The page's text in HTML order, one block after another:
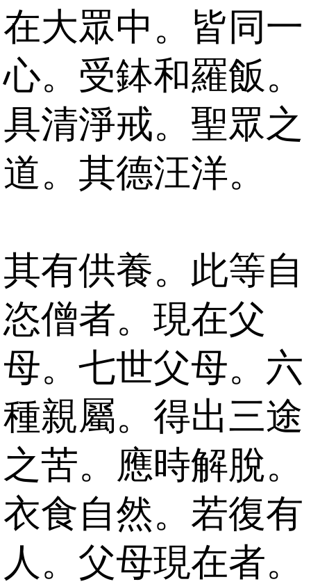
在大眾中。皆同一
心。受鉢和羅飯。
具清淨戒。聖眾之
道。其德汪洋。
其有供養。此等自
恣僧者。現在父
母。七世父母。六
種親屬。得出三途
之苦。應時解脫。
衣食自然。若復有
人。父母現在者。